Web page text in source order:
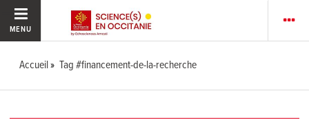
MENU
Accueil Tag #financement-de-la-recherche